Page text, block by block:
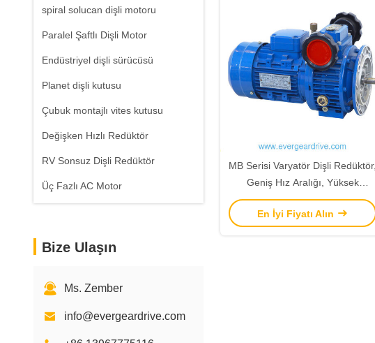
spiral solucan dişli motoru
Paralel Şaftlı Dişli Motor
Endüstriyel dişli sürücüsü
Planet dişli kutusu
Çubuk montajlı vites kutusu
Değişken Hızlı Redüktör
RV Sonsuz Dişli Redüktör
Üç Fazlı AC Motor
Bize Ulaşın
Ms. Zember
info@evergeardrive.com
MB Serisi Varyatör Dişli Redüktör,
Geniş Hız Aralığı, Yüksek
Hassasiyetli Ayar ve Kompakt
Yapı
En İyi Fiyatı Alın